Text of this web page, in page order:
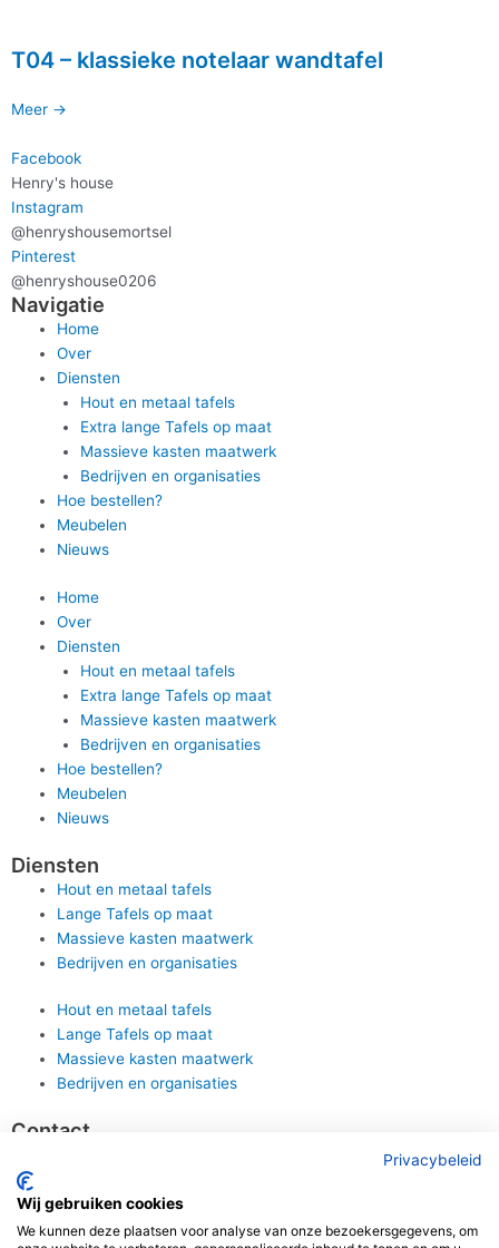
T04 – klassieke notelaar wandtafel
Meer ->
Facebook
Henry's house
Instagram
@henryshousemortsel
Pinterest
@henryshouse0206
Navigatie
Home
Over
Diensten
Hout en metaal tafels
Extra lange Tafels op maat
Massieve kasten maatwerk
Bedrijven en organisaties
Hoe bestellen?
Meubelen
Nieuws
Home
Over
Diensten
Hout en metaal tafels
Extra lange Tafels op maat
Massieve kasten maatwerk
Bedrijven en organisaties
Hoe bestellen?
Meubelen
Nieuws
Diensten
Hout en metaal tafels
Lange Tafels op maat
Massieve kasten maatwerk
Bedrijven en organisaties
Hout en metaal tafels
Lange Tafels op maat
Massieve kasten maatwerk
Bedrijven en organisaties
Contact
info@henryshouse.be
TELEFOON
03 440 36 41
Privacybeleid
Wij gebruiken cookies
We kunnen deze plaatsen voor analyse van onze bezoekersgegevens, om